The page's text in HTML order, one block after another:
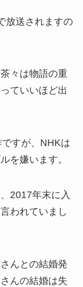
放送されますの
々は物語の重
ていいほど出
すが、NHKは
を嫌います。
2017年末に入
われていまし
んとの結婚発
んの結婚は失